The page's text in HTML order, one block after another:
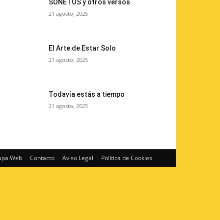
SONETOS y otros versos
21 agosto, 2025
El Arte de Estar Solo
21 agosto, 2025
Todavía estás a tiempo
21 agosto, 2025
Web Contacto Aviso Legal Política de Cookies